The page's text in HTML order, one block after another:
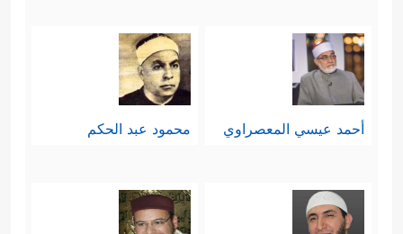
أحمد عيسي المعصراوي محمود عبد الحكم